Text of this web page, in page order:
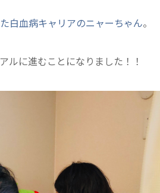
白血病キャリアのニャーちゃん。
ルに進むことになりました！！